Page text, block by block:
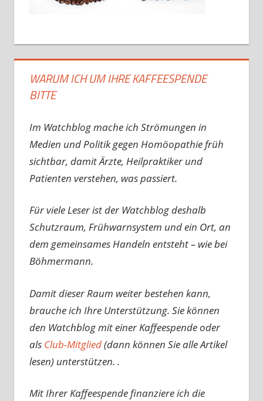
WARUM ICH UM IHRE KAFFEESPENDE
BITTE
Im Watchblog mache ich Strömungen in
Medien und Politik gegen Homöopathie früh
sichtbar, damit Ärzte, Heilpraktiker und
Patienten verstehen, was passiert.
Für viele Leser ist der Watchblog deshalb
Schutzraum, Frühwarnsystem und ein Ort, an
dem gemeinsames Handeln entsteht – wie bei
Böhmermann.
Damit dieser Raum weiter bestehen kann,
brauche ich Ihre Unterstützung. Sie können
den Watchblog mit einer Kaffeespende oder
als Club-Mitglied(dann können Sie alle Artikel
lesen) unterstützen. .
Mit Ihrer Kaffeespende finanziere ich die